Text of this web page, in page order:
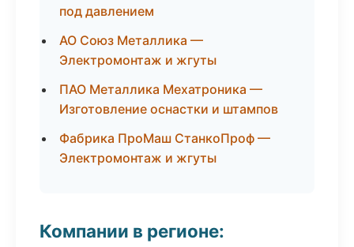
под давлением
АО Союз Металлика —
Электромонтаж и жгуты
ПАО Металлика Мехатроника —
Изготовление оснастки и штампов
Фабрика ПроМаш СтанкоПроф —
Электромонтаж и жгуты
Компании в регионе: